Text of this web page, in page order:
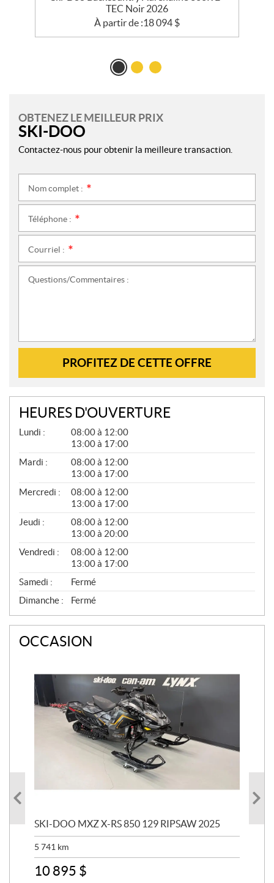
TEC Noir 2026
À partir de :18 094 $
OBTENEZ LE MEILLEUR PRIX
SKI-DOO
Contactez-nous pour obtenir la meilleure transaction.
Nom complet :
Téléphone :
Courriel :
Questions/Commentaires :
PROFITEZ DE CETTE OFFRE
HEURES D'OUVERTURE
G
N
É
L
Lundi :
08:00 à 12:00
13:00 à 17:00
Mardi :
08:00 à 12:00
13:00 à 17:00
Mercredi :
08:00 à 12:00
13:00 à 17:00
Jeudi :
08:00 à 12:00
13:00 à 20:00
Vendredi :
08:00 à 12:00
13:00 à 17:00
Samedi :
Fermé
Dimanche :
Fermé
OCCASION
SKI-DOO MXZ X-RS 850 129 RIPSAW 2025
5 741 km
10 895 $